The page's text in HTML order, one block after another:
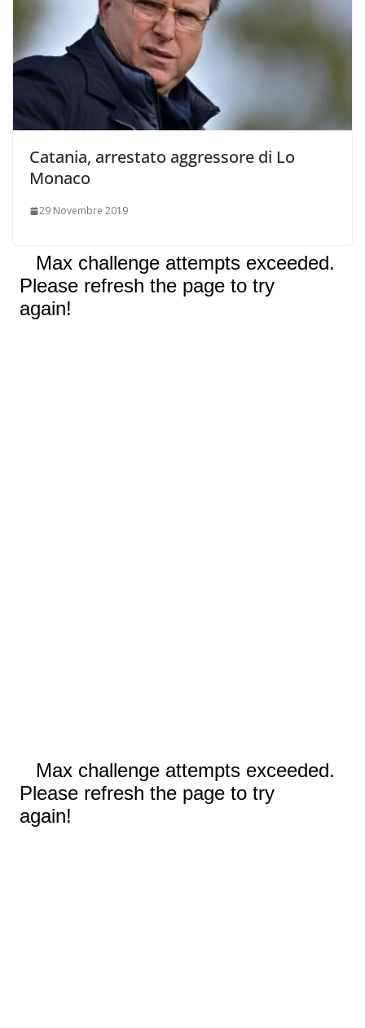
Catania, arrestato aggressore di Lo
Monaco
29 Novembre 2019